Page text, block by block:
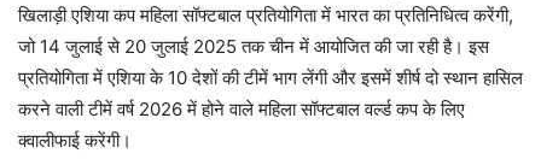
खिलाड़ी एशिया कप महिला सॉफ्टबाल प्रतियोगिता में भारत का प्रतिनिधित्व करेंगी,
जो 14 जुलाई से 20 जुलाई 2025 तक चीन में आयोजित की जा रही है। इस
प्रतियोगिता में एशिया के 10 देशों की टीमें भाग लेंगी और इसमें शीर्ष दो स्थान हासिल
करने वाली टीमें वर्ष 2026 में होने वाले महिला सॉफ्टबाल वर्ल्ड कप के लिए
क्वालीफाई करेंगी।